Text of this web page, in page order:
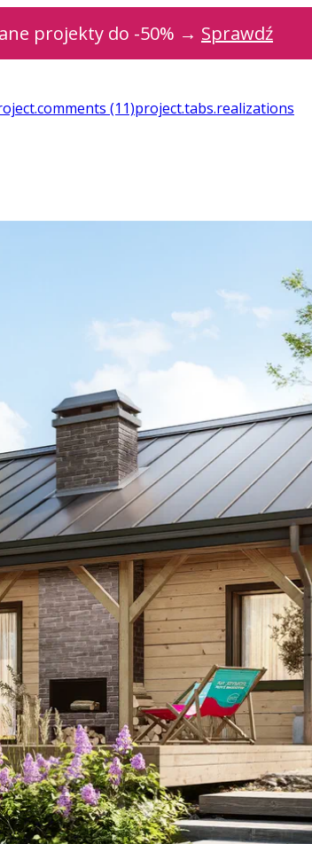
projekty do -50% → Sprawdź
(11)project.tabs.realizations